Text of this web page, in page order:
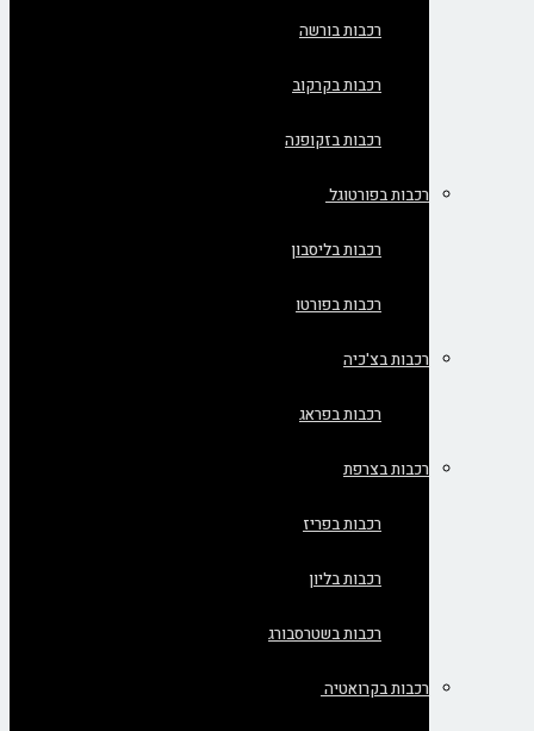
רכבות בורשה
רכבות בקרקוב
רכבות בזקופנה
רכבות בפורטוגל
רכבות בליסבון
רכבות בפורטו
רכבות בצ'כיה
רכבות בפראג
רכבות בצרפת
רכבות בפריז
רכבות בליון
רכבות בשטרסבורג
רכבות בקרואטיה